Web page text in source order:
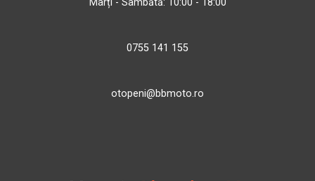
Marți - Sâmbătă: 10:00 - 18:00
0755 141 155
otopeni@bbmoto.ro